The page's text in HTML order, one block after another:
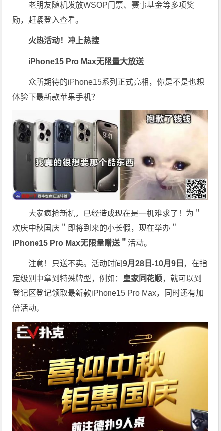
老朋友随机发放WSOP门票、赛事基金等多项奖
励，赶紧登入查看。
火热活动！冲上热搜
iPhone15 Pro Max无限量大放送
众所期待的iPhone15系列正式亮相，你是不是也想
体验下最新款苹果手机？
大家疯抢新机，已经造成现在是一机难求了！为＂
欢庆中秋国庆＂即将到来的小长假，现在举办＂
iPhone15 Pro Max无限量赠送＂ 活动。
注意！只送不卖。活动时间9月28日-10月9日 ，在指
定级别中拿到特殊牌型，例如： 皇家同花顺，就可以到
登记区登记领取最新款iPhone15 Pro Max，同时还有加
倍活动。